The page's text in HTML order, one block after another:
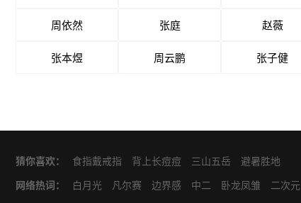
周依然 张庭 赵薇
张本煜 周云鹏 张子健
猜你喜欢： 食指戴戒指 背上长痘痘 三山五岳 避暑胜地
网络热词：
白月光 凡尔赛 边界感 中二 卧龙凤雏 二次元